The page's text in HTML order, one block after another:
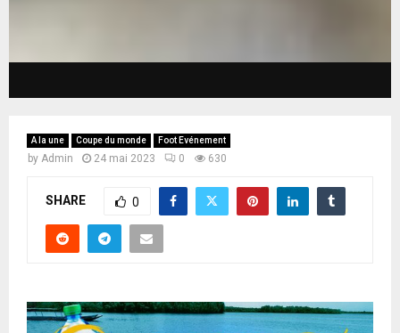
A la une Coupe du monde Foot Evénement
by Admin 24 mai 2023 0 630
SHARE 0